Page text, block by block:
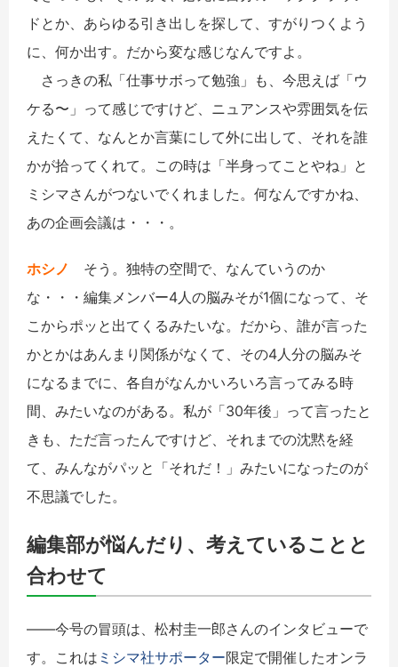
ドとか、あらゆる引き出しを探して、すがりつくよう
に、何か出す。だから変な感じなんですよ。
さっきの私「仕事サボって勉強」も、今思えば「ウ
ケる〜」って感じですけど、ニュアンスや雰囲気を伝
えたくて、なんとか言葉にして外に出して、それを誰
かが拾ってくれて。この時は「半身ってことやね」と
ミシマさんがつないでくれました。何なんですかね、
あの企画会議は・・・。
ホシノ そう。独特の空間で、なんていうのか
な・・・編集メンバー4人の脳みそが1個になって、そ
こからポッと出てくるみたいな。だから、誰が言った
かとかはあんまり関係がなくて、その4人分の脳みそ
になるまでに、各自がなんかいろいろ言ってみる時
間、みたいなのがある。私が「30年後」って言ったと
きも、ただ言ったんですけど、それまでの沈黙を経
て、みんながパッと「それだ！」みたいになったのが
不思議でした。
編集部が悩んだり、考えていることと
合わせて
――今号の冒頭は、松村圭一郎さんのインタビューで
す。これは ミシマ社サポーター限定で開催したオンラ